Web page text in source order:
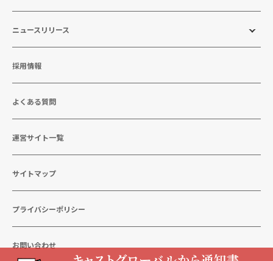
ニュースリリース
採用情報
よくある質問
運営サイト一覧
サイトマップ
プライバシーポリシー
お問い合わせ